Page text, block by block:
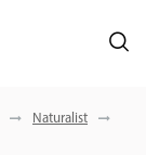
Naturalist